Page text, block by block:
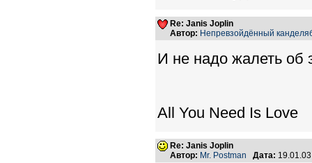
Re: Janis Joplin
Автор: Непревзойдённый
И не надо жалеть об
All You Need Is Love
Re: Janis Joplin
Автор: Mr. Postman Дата: